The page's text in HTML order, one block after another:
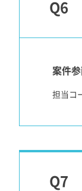
案件
担当コ